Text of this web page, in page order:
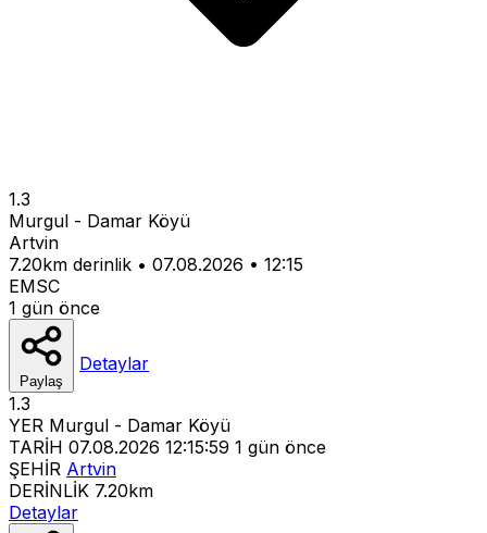
1.3
Murgul - Damar Köyü
Artvin
7.20km derinlik • 07.08.2026 • 12:15
EMSC
1 gün önce
Paylaş
Detaylar
1.3
YER Murgul - Damar Köyü
TARİH 07.08.2026 12:15:59 1 gün önce
ŞEHİR Artvin
DERİNLİK 7.20km
Detaylar